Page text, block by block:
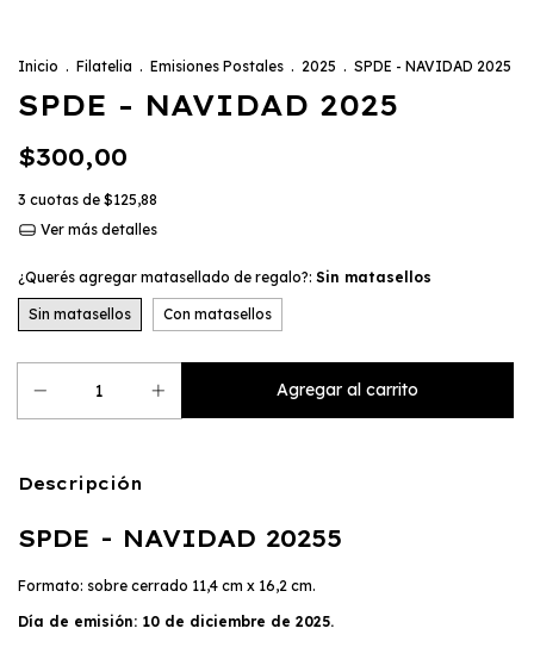
Inicio . Filatelia . Emisiones Postales . 2025 . SPDE - NAVIDAD 2025
SPDE - NAVIDAD 2025
$300,00
3 cuotas de $125,88
Ver más detalles
¿Querés agregar matasellado de regalo?: Sin matasellos
Sin matasellos Con matasellos
Descripción
SPDE - NAVIDAD 20255
Formato: sobre cerrado 11,4 cm x 16,2 cm.
Día de emisión: 10 de diciembre de 2025.